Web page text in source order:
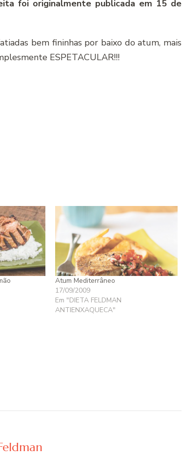
foi originalmente publicada em 15 de
bem fininhas por baixo do atum, mais
ESPETACULAR!!!
Atum Mediterrâneo
17/09/2009
Em "DIETA FELDMAN
ANTIENXAQUECA"